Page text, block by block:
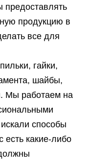
предоставлять
продукцию в
все для
гайки,
шайбы,
Мы работаем на
способы
есть какие-либо